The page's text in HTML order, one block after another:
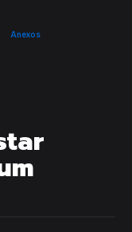
Anexos